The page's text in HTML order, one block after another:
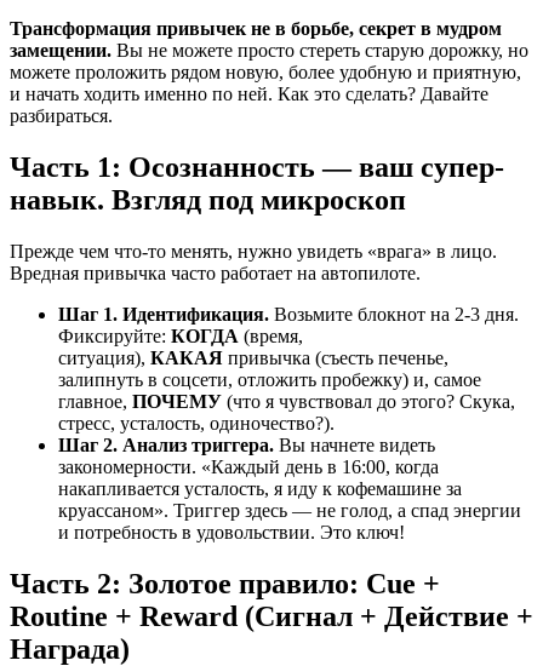
Трансформация привычек не в борьбе, секрет в мудром
замещении. Вы не можете просто стереть старую дорожку, но
можете проложить рядом новую, более удобную и приятную,
и начать ходить именно по ней. Как это сделать? Давайте
разбираться.
Часть 1: Осознанность — ваш супер-
навык. Взгляд под микроскоп
Прежде чем что-то менять, нужно увидеть «врага» в лицо.
Вредная привычка часто работает на автопилоте.
Шаг 1. Идентификация. Возьмите блокнот на 2-3 дня.
Фиксируйте: КОГДА (время,
ситуация), КАКАЯ привычка (съесть печенье,
залипнуть в соцсети, отложить пробежку) и, самое
главное, ПОЧЕМУ (что я чувствовал до этого? Скука,
стресс, усталость, одиночество?).
Шаг 2. Анализ триггера. Вы начнете видеть
закономерности. «Каждый день в 16:00, когда
накапливается усталость, я иду к кофемашине за
круассаном». Триггер здесь — не голод, а спад энергии
и потребность в удовольствии. Это ключ!
Часть 2: Золотое правило: Cue +
Routine + Reward (Сигнал + Действие +
Награда)